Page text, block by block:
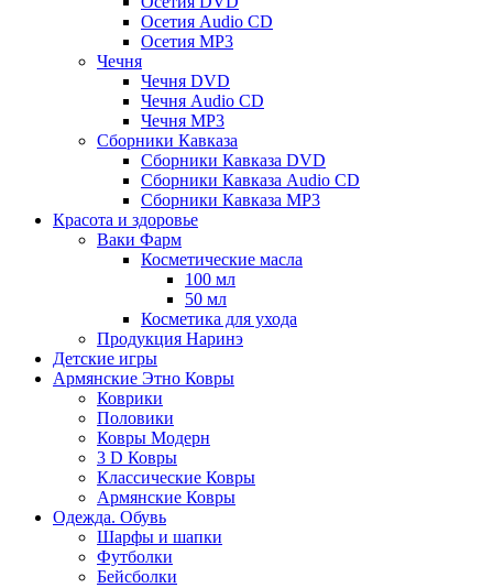
Осетия Audio CD
Осетия MP3
Чечня
Чечня DVD
Чечня Audio CD
Чечня MP3
Сборники Кавказа
Сборники Кавказа DVD
Сборники Кавказа Audio CD
Сборники Кавказа MP3
Красота и здоровье
Ваки Фарм
Косметические масла
100 мл
50 мл
Косметика для ухода
Продукция Наринэ
Детские игры
Армянские Этно Ковры
Коврики
Половики
Ковры Модерн
3 D Ковры
Классические Ковры
Армянские Ковры
Одежда. Обувь
Шарфы и шапки
Футболки
Бейсболки